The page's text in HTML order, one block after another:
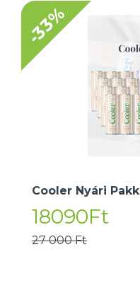
-33%
Cooler Nyári Pakk
18090Ft
27 000 Ft